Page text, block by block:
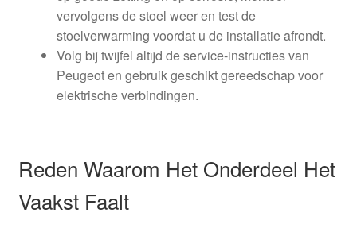
vervolgens de stoel weer en test de
stoelverwarming voordat u de installatie afrondt.
Volg bij twijfel altijd de service-instructies van
Peugeot en gebruik geschikt gereedschap voor
elektrische verbindingen.
Reden Waarom Het Onderdeel Het
Vaakst Faalt